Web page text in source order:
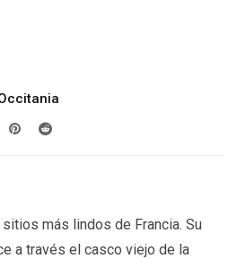
más lindos de Francia. Su
a través el casco viejo de la